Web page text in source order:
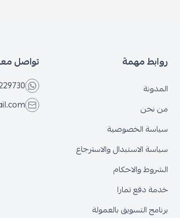
روابط مهمة
المدونة
من نحن
سياسة الخصوصية
سياسة الاستبدال والاسترجاع
الشروط والاحكام
خدمة دفع تمارا
برنامج التسويق بالعمولة
تواصل